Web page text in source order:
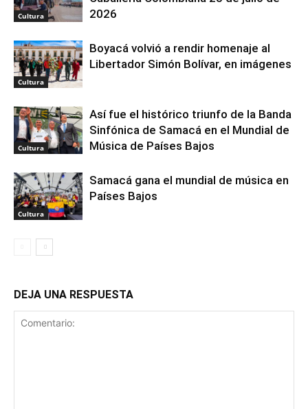
Cultura
2026
Cultura
Boyacá volvió a rendir homenaje al
Libertador Simón Bolívar, en imágenes
Cultura
Así fue el histórico triunfo de la Banda
Sinfónica de Samacá en el Mundial de
Música de Países Bajos
Cultura
Samacá gana el mundial de música en
Países Bajos
DEJA UNA RESPUESTA